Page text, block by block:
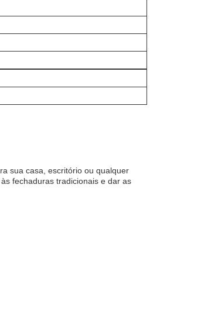
sua casa, escritório ou qualquer
fechaduras tradicionais e dar as